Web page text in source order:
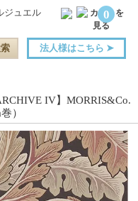
0
法人様はこちら ➤
IV】MORRIS&Co.
）